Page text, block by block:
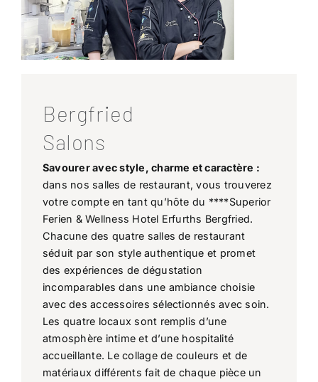
Bergfried
Salons
Savourer avec style, charme et caractère :
dans nos salles de restaurant, vous trouverez
votre compte en tant qu’hôte du ****Superior
Ferien & Wellness Hotel Erfurths Bergfried.
Chacune des quatre salles de restaurant
séduit par son style authentique et promet
des expériences de dégustation
incomparables dans une ambiance choisie
avec des accessoires sélectionnés avec soin.
Les quatre locaux sont remplis d’une
atmosphère intime et d’une hospitalité
accueillante. Le collage de couleurs et de
matériaux différents fait de chaque pièce un